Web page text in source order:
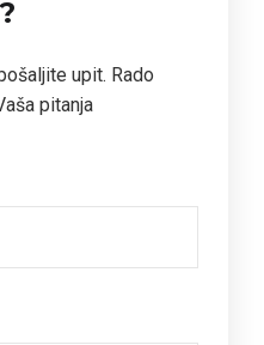
upit. Rado
pitanja